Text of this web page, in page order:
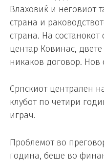
Влаховиќ и неговиот
страна и
страна. На
центар Ковинас,
никаков договор. Нов
Српскиот централен
клубот по четири
играч.
Проблемот во
година, беше во